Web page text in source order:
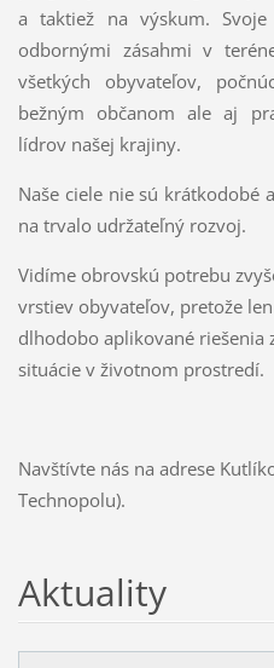
a taktiež na výskum.
odbornými zásahmi v
všetkých obyvateľov,
bežným občanom ale aj
lídrov našej krajiny.
Naše ciele nie sú krátkodobé
na trvalo udržateľný rozvoj.
Vidíme obrovskú potrebu
vrstiev obyvateľov, pretože
dlhodobo aplikované riešenia
situácie v životnom prostredí.
Navštívte nás na adrese
Technopolu).
Aktuality